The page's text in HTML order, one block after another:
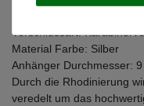
Verschlussart:
Material Farbe: Silber
Anhänger Durchmesser:
Durch die Rhodinierung
veredelt um das